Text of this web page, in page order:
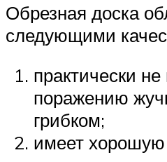
Обрезная доска
следующими
практически не
поражению
грибком;
имеет хорошую